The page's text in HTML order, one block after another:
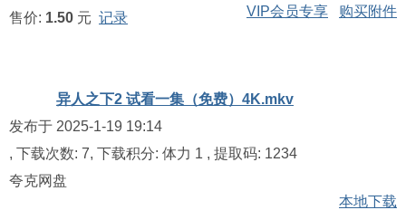
售价: 1.50 元 记录 VIP会员专享 购买附件
异人之下2 试看一集（免费）4K.mkv
发布于 2025-1-19 19:14
, 下载次数: 7, 下载积分: 体力 1 , 提取码: 1234
夸克网盘
本地下载